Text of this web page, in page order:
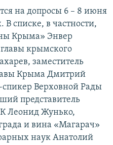
на допросы 6 – 8 июня
В списке, в частности,
Крыма» Энвер
крымского
заместитель
Крыма Дмитрий
Верховной Рады
представитель
Леонид Жунько,
и вина «Магарач»
наук Анатолий